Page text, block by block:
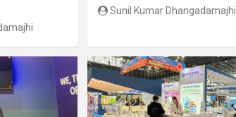
Sunil Kumar Dhangadamajhi